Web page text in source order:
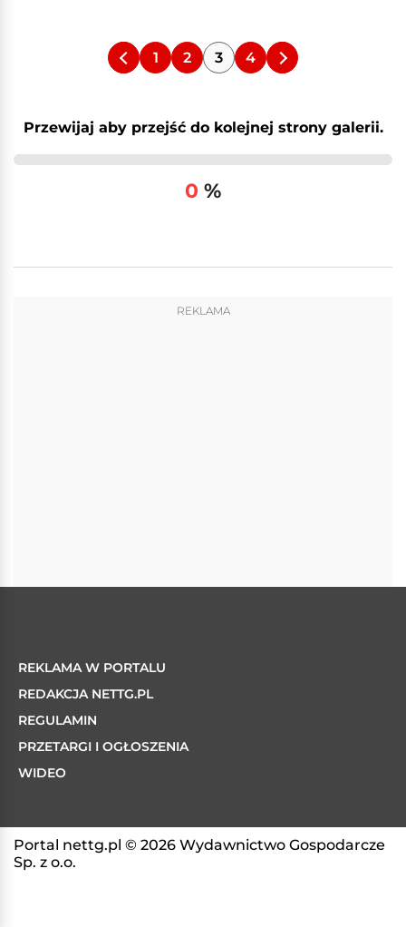
1 2 3 4
Przewijaj aby przejść do kolejnej strony galerii.
0 %
REKLAMA
REKLAMA W PORTALU
REDAKCJA NETTG.PL
REGULAMIN
PRZETARGI I OGŁOSZENIA
WIDEO
Portal nettg.pl © 2026 Wydawnictwo Gospodarcze
Sp. z o.o.